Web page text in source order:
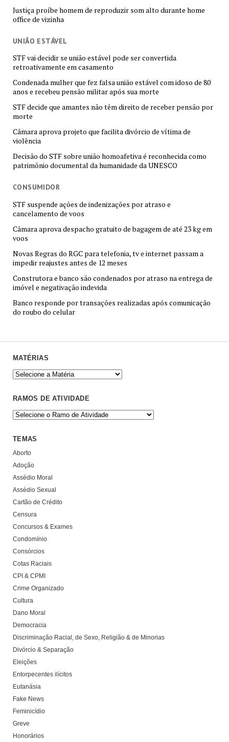
Justiça proíbe homem de reproduzir som alto durante home
office de vizinha
UNIÃO ESTÁVEL
STF vai decidir se união estável pode ser convertida
retroativamente em casamento
Condenada mulher que fez falsa união estável com idoso de 80
anos e recebeu pensão militar após sua morte
STF decide que amantes não têm direito de receber pensão por
morte
Câmara aprova projeto que facilita divórcio de vítima de
violência
Decisão do STF sobre união homoafetiva é reconhecida como
patrimônio documental da humanidade da UNESCO
CONSUMIDOR
STF suspende ações de indenizações por atraso e
cancelamento de voos
Câmara aprova despacho gratuito de bagagem de até 23 kg em
voos
Novas Regras do RGC para telefonia, tv e internet passam a
impedir reajustes antes de 12 meses
Construtora e banco são condenados por atraso na entrega de
imóvel e negativação indevida
Banco responde por transações realizadas após comunicação
do roubo do celular
MATÉRIAS
RAMOS DE ATIVIDADE
TEMAS
Aborto
Adoção
Assédio Moral
Assédio Sexual
Cartão de Crédito
Censura
Concursos & Exames
Condomínio
Consórcios
Cotas Raciais
CPI & CPMI
Crime Organizado
Cultura
Dano Moral
Democracia
Discriminação Racial, de Sexo, Religião & de Minorias
Divórcio & Separação
Eleições
Entorpecentes ilícitos
Eutanásia
Fake News
Feminicídio
Greve
Honorários